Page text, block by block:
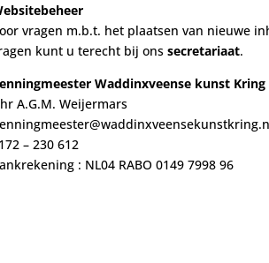
vragen m.b.t. het plaatsen van nieuwe
kunt u terecht bij onssecretariaat.
Waddinxveense kunst Kring
A.G.M. Weijermars
– 230 612
: NL04 RABO 0149 7998 96